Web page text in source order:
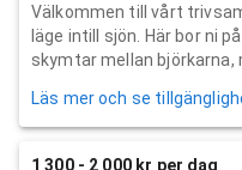
Välkommen till vårt
läge intill sjön. Här bor ni
skymtar mellan björkarna,
Läs mer och se
1 300 - 2 000 kr per dag